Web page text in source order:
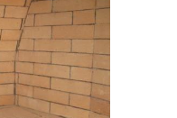
Керамический кирпич
Кирпич на